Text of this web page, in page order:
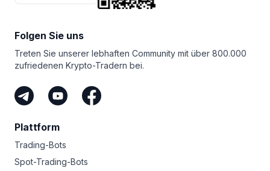
zu automatisieren. Warum melden Sie sich nicht noch
heute an und entfesseln Ihren inneren Krypto-Rockstar?
in allem sorgen unsere hochmoderne Sicherheit, unser
Mitarbeitern und unser Engagement für
Spitzenleistungen dafür, dass Sie sich bei der
Verwaltung Ihrer Kryptogelder bei uns absolut sicher
fühlen können.
Folgen Sie uns
Treten Sie unserer lebhaften Community mit über 800.000
zufriedenen Krypto-Tradern bei.
Plattform
Trading-Bots
Spot-Trading-Bots